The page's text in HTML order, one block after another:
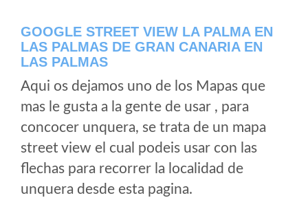
GOOGLE STREET VIEW LA PALMA EN
LAS PALMAS DE GRAN CANARIA EN
LAS PALMAS
Aqui os dejamos uno de los Mapas que
mas le gusta a la gente de usar , para
concocer unquera, se trata de un mapa
street view el cual podeis usar con las
flechas para recorrer la localidad de
unquera desde esta pagina.